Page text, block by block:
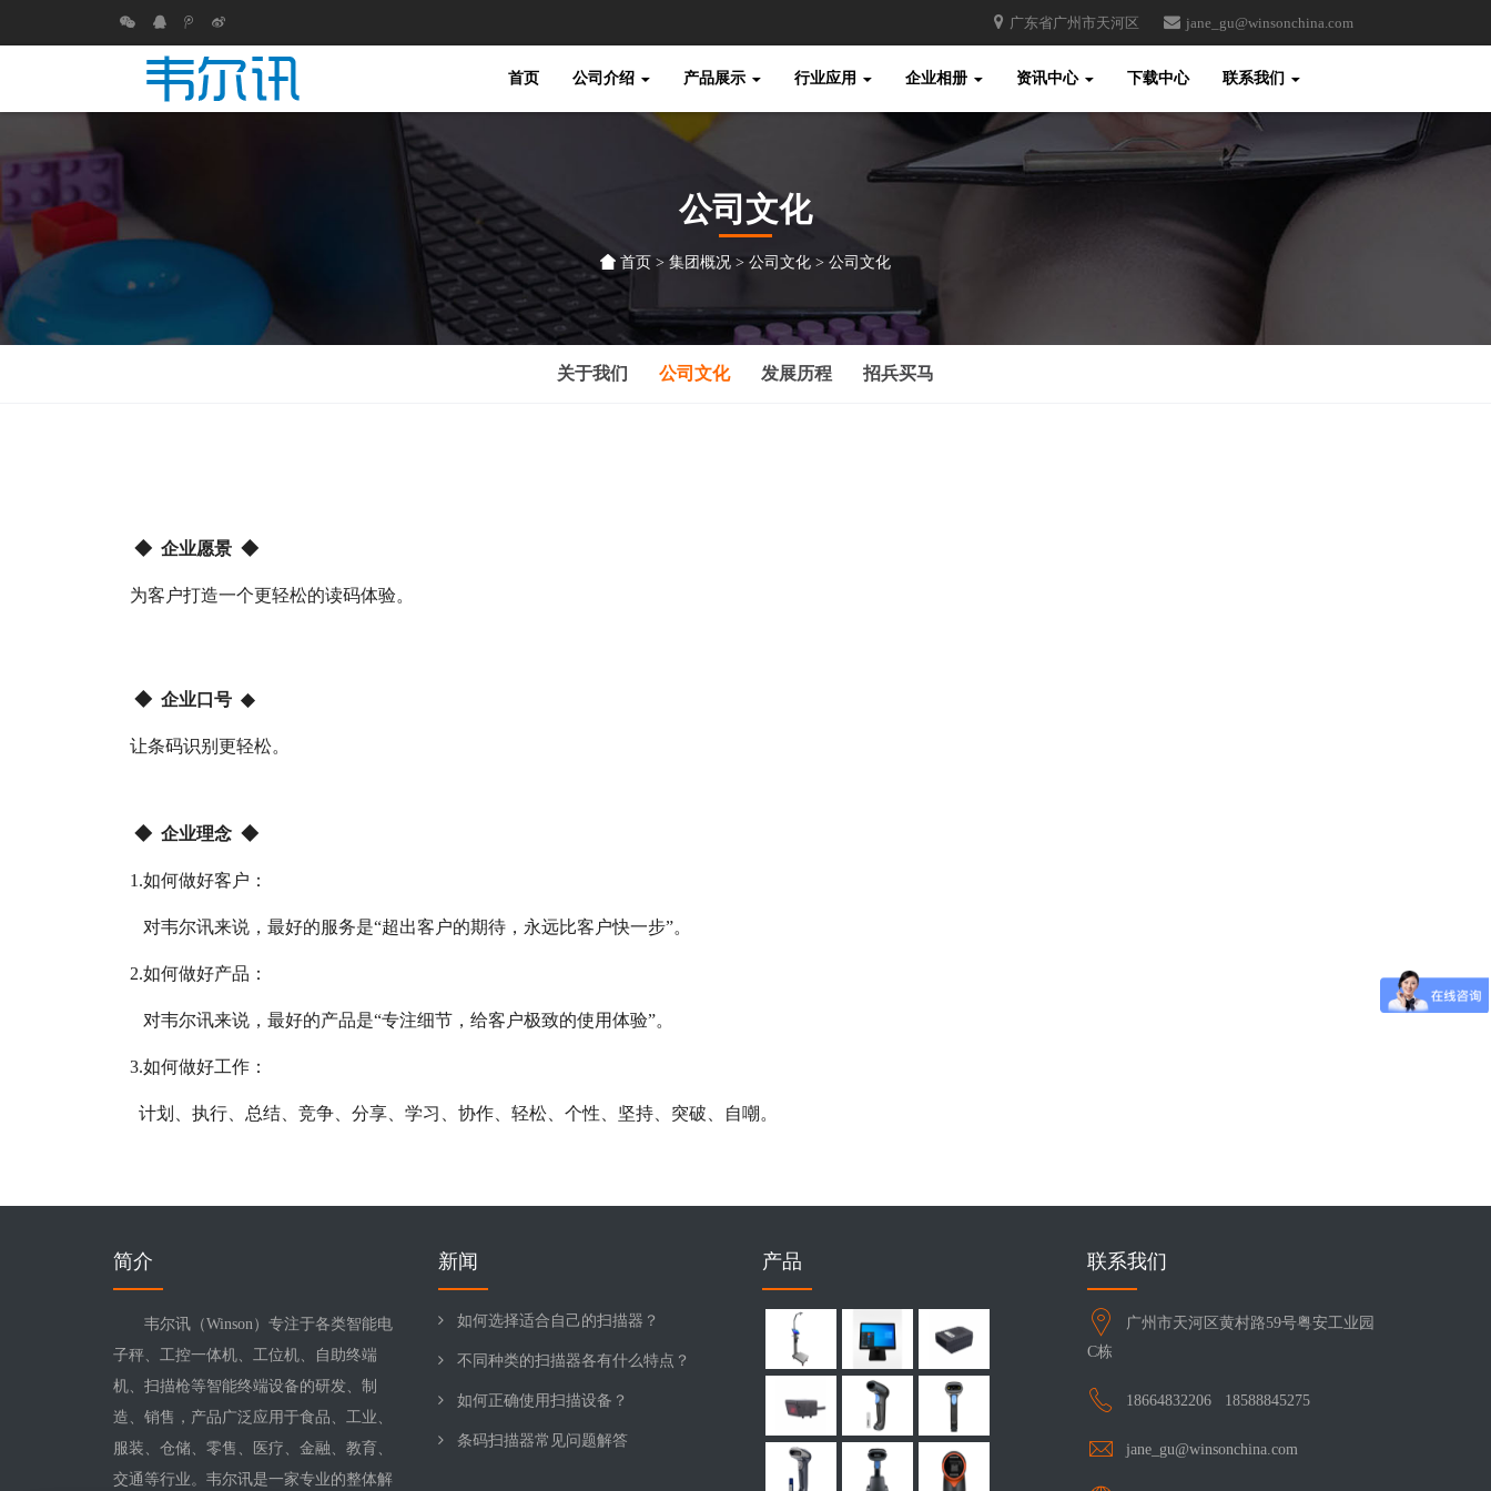
广东省广州市天河区 jane_gu@winsonchina.com
首页 公司介绍 产品展示 行业应用 企业相册 资讯中心 下载中心 联系我们
公司文化
首页 > 集团概况 > 公司文化 > 公司文化
关于我们 公司文化 发展历程 招兵买马
◆ 企业愿景 ◆
为客户打造一个更轻松的读码体验。
◆ 企业口号 ◆
让条码识别更轻松。
◆ 企业理念 ◆
1.如何做好客户：
对韦尔讯来说，最好的服务是“超出客户的期待，永远比客户快一步”。
2.如何做好产品：
对韦尔讯来说，最好的产品是“专注细节，给客户极致的使用体验”。
3.如何做好工作：
计划、执行、总结、竞争、分享、学习、协作、轻松、个性、坚持、突破、自嘲。
简介
韦尔讯（Winson）专注于各类智能电
子秤、工控一体机、工位机、自助终端
机、扫描枪等智能终端设备的研发、制
造、销售，产品广泛应用于食品、工业、
服装、仓储、零售、医疗、金融、教育、
交通等行业。韦尔讯是一家专业的整体解
新闻
如何选择适合自己的扫描器？
不同种类的扫描器各有什么特点？
如何正确使用扫描设备？
条码扫描器常见问题解答
产品 联系我们
广州市天河区黄村路59号粤安工业园
C栋
18664832206 18588845275
jane_gu@winsonchina.com